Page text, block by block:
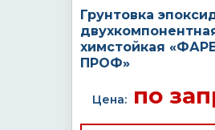
Грунтовка
химстойкая
ПРОФ»
Цена:по